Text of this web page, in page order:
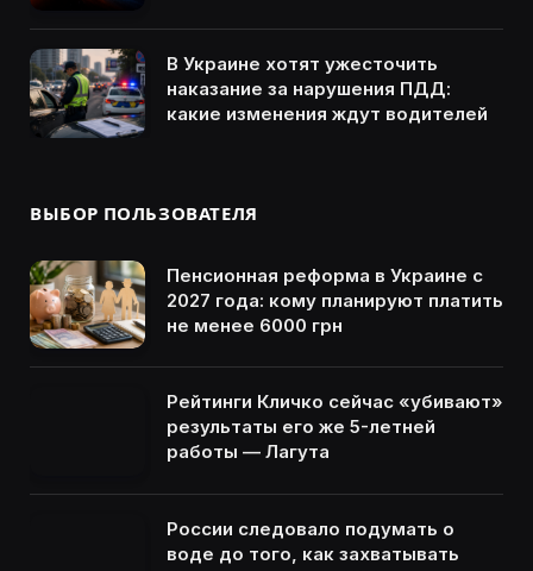
В Украине хотят ужесточить
наказание за нарушения ПДД:
какие изменения ждут водителей
ВЫБОР ПОЛЬЗОВАТЕЛЯ
Пенсионная реформа в Украине с
2027 года: кому планируют платить
не менее 6000 грн
Рейтинги Кличко сейчас «убивают»
результаты его же 5-летней
работы — Лагута
России следовало подумать о
воде до того, как захватывать